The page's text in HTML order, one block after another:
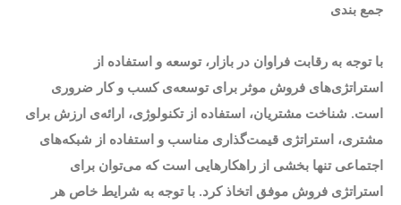
جمع بندی
با توجه به رقابت فراوان در بازار، توسعه و استفاده از
استراتژی‌های فروش موثر برای توسعه‌ی کسب و کار ضروری
است. شناخت مشتریان، استفاده از تکنولوژی، ارائه‌ی ارزش برای
مشتری، استراتژی قیمت‌گذاری مناسب و استفاده از شبکه‌های
اجتماعی تنها بخشی از راهکارهایی است که می‌توان برای
استراتژی فروش موفق اتخاذ کرد. با توجه به شرایط خاص هر